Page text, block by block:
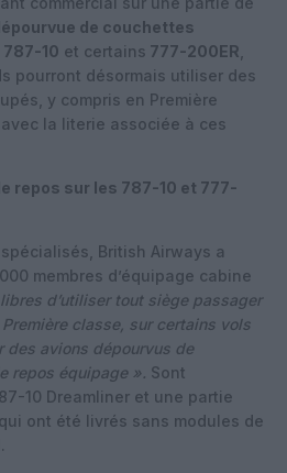
de couchettes
787-10 et certains 777-200ER
pourront désormais utiliser des
y compris en Première
la literie associée à ces
repos sur les 787-10 et 777-
British Airways a
membres d’équipage cabine
d’utiliser tout siège passager
classe, sur certains vols
des avions dépourvus de
repos équipage ». Sont
10 Dreamliner et une partie
ont été livrés sans modules de